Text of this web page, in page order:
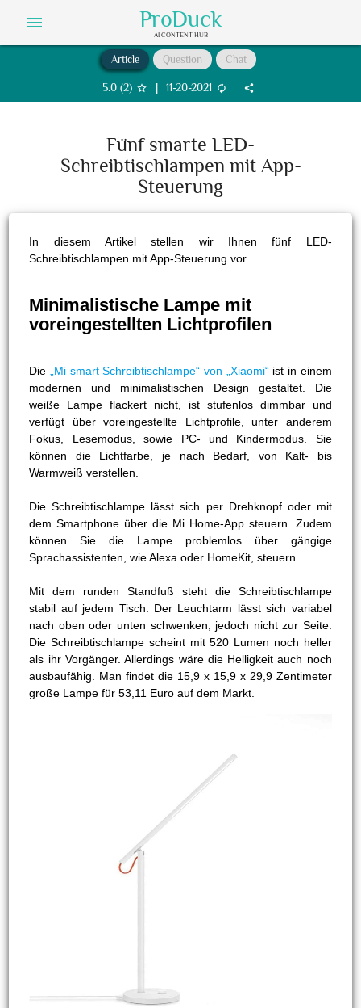
menu ProDuck
AI CONTENT HUB
Article Question Chat
5.0 (2) star_border | 11-20-2021 autorenew share
Fünf smarte LED-
Schreibtischlampen mit App-
Steuerung
In diesem Artikel stellen wir Ihnen fünf LED-
Schreibtischlampen mit App-Steuerung vor.
Minimalistische Lampe mit
voreingestellten Lichtprofilen
Die „Mi smart Schreibtischlampe“ von „Xiaomi“ist in einem
modernen und minimalistischen Design gestaltet. Die
weiße Lampe flackert nicht, ist stufenlos dimmbar und
verfügt über voreingestellte Lichtprofile, unter anderem
Fokus, Lesemodus, sowie PC- und Kindermodus. Sie
können die Lichtfarbe, je nach Bedarf, von Kalt- bis
Warmweiß verstellen.
Die Schreibtischlampe lässt sich per Drehknopf oder mit
dem Smartphone über die Mi Home-App steuern. Zudem
können Sie die Lampe problemlos über gängige
Sprachassistenten, wie Alexa oder HomeKit, steuern.
Mit dem runden Standfuß steht die Schreibtischlampe
stabil auf jedem Tisch. Der Leuchtarm lässt sich variabel
nach oben oder unten schwenken, jedoch nicht zur Seite.
Die Schreibtischlampe scheint mit 520 Lumen noch heller
als ihr Vorgänger. Allerdings wäre die Helligkeit auch noch
ausbaufähig. Man findet die 15,9 x 15,9 x 29,9 Zentimeter
große Lampe für 53,11 Euro auf dem Markt.